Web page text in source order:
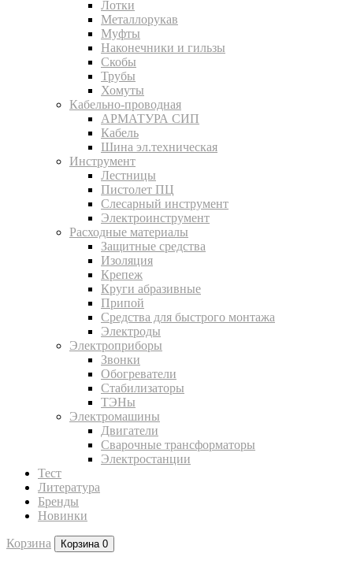
Лотки
Металлорукав
Муфты
Наконечники и гильзы
Скобы
Трубы
Хомуты
Кабельно-проводная
АРМАТУРА СИП
Кабель
Шина эл.техническая
Инструмент
Лестницы
Пистолет ПЦ
Слесарный инструмент
Электроинструмент
Расходные материалы
Защитные средства
Изоляция
Крепеж
Круги абразивные
Припой
Средства для быстрого монтажа
Электроды
Электроприборы
Звонки
Обогреватели
Стабилизаторы
ТЭНы
Электромашины
Двигатели
Сварочные трансформаторы
Электростанции
Тест
Литература
Бренды
Новинки
Корзина Корзина 0